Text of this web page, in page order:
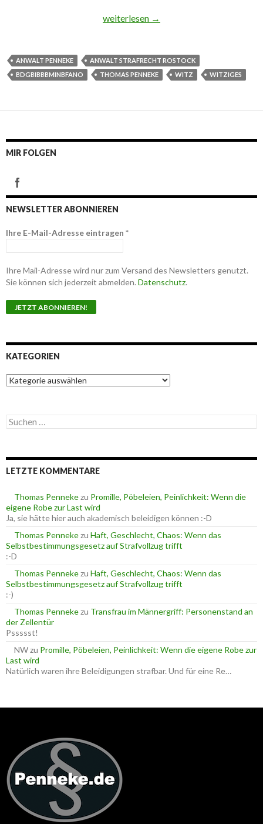
BDGBIBBBMinBFAnO 😉
weiterlesen →
ANWALT PENNEKE
ANWALT STRAFRECHT ROSTOCK
BDGBIBBBMINBFANO
THOMAS PENNEKE WITZ WITZIGES
MIR FOLGEN
NEWSLETTER ABONNIEREN
Ihre E-Mail-Adresse eintragen *
Ihre Mail-Adresse wird nur zum Versand des Newsletters genutzt.
Sie können sich jederzeit abmelden. Datenschutz.
KATEGORIEN
K
a
g
o
n
S
u
e
n
c
h
:
LETZTE KOMMENTARE
Thomas Pennekezu Promille, Pöbeleien, Peinlichkeit: Wenn die
eigene Robe zur Last wird
Ja, sie hätte hier auch akademisch beleidigen können :-D
Thomas Pennekezu Haft, Geschlecht, Chaos: Wenn das
Selbstbestimmungsgesetz auf Strafvollzug trifft
:-D
Thomas Pennekezu Haft, Geschlecht, Chaos: Wenn das
Selbstbestimmungsgesetz auf Strafvollzug trifft
:-)
Thomas Pennekezu Transfrau im Männergriff: Personenstand an
der Zellentür
Pssssst!
NWzu Promille, Pöbeleien, Peinlichkeit: Wenn die eigene Robe zur
Last wird
Natürlich waren ihre Beleidigungen strafbar. Und für eine Re…